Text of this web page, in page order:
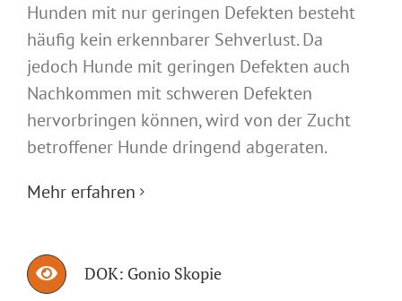
Hunden mit nur geringen Defekten besteht
häufig kein erkennbarer Sehverlust. Da
jedoch Hunde mit geringen Defekten auch
Nachkommen mit schweren Defekten
hervorbringen können, wird von der Zucht
betroffener Hunde dringend abgeraten.
Mehr erfahren
DOK: Gonio Skopie